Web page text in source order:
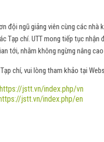
đội ngũ giảng viên cùng các
Tạp chí. UTT mong tiếp tục
tới, nhằm không ngừng nâng
chí, vui lòng tham khảo tại
https://jstt.vn/index.php/vn
jstt.vn/index.php/en